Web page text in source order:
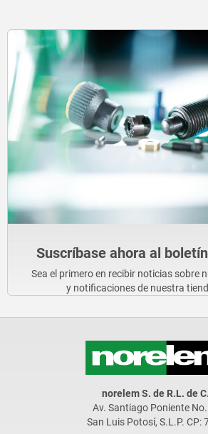
Suscríbase ahora al
Sea el primero en recibir noticias sobre
y notificaciones de nuestra
norelem S. de R.L. de
Av. Santiago Poniente
San Luis Potosí, S.L.P. CP: